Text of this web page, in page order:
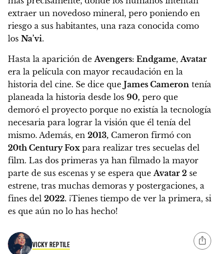
extraer un novedoso mineral, pero poniendo en
riesgo a sus habitantes, una raza conocida como
los Na’vi.
Hasta la aparición de Avengers: Endgame, Avatar
era la película con mayor recaudación en la
historia del cine. Se dice que James Cameron tenía
planeada la historia desde los 90, pero que
demoró el proyecto porque no existía la tecnología
necesaria para lograr la visión que él tenía del
mismo. Además, en 2013, Cameron firmó con
20th Century Fox para realizar tres secuelas del
film. Las dos primeras ya han filmado la mayor
parte de sus escenas y se espera que Avatar 2 se
estrene, tras muchas demoras y postergaciones, a
fines del 2022. ¡Tienes tiempo de ver la primera, si
es que aún no lo has hecho!
VICKY REPTILE